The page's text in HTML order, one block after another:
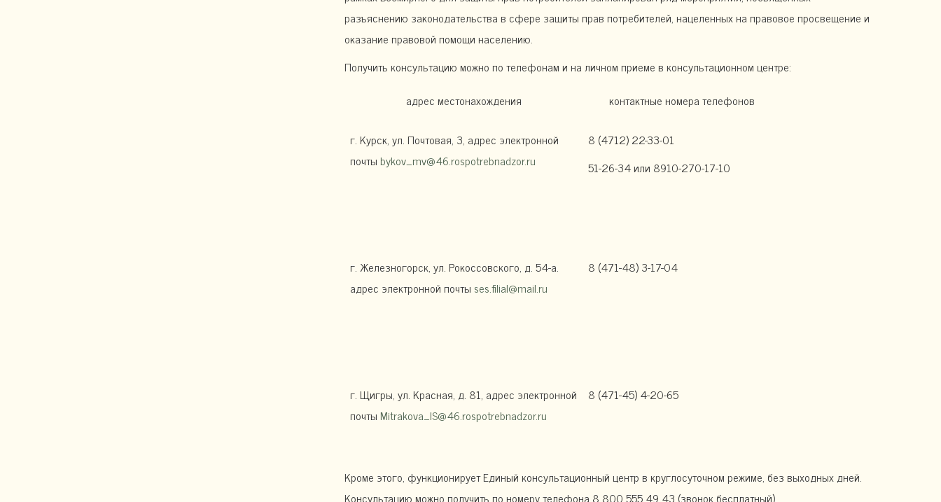
разъяснению законодательства в сфере защиты прав потребителей, нацеленных на правовое просвещение и
оказание правовой помощи населению.
Получить консультацию можно по телефонам и на личном приеме в консультационном центре:
адрес местонахождения
контактные номера телефонов
г. Курск, ул. Почтовая, 3, адрес электронной
почтыbykov_mv@46.rospotrebnadzor.ru
8 (4712) 22-33-01
51-26-34 или 8910-270-17-10
г. Железногорск, ул. Рокоссовского, д. 54-а.
адрес электронной почты ses.filial@mail.ru
8 (471-48) 3-17-04
г. Щигры, ул. Красная, д. 81, адрес электронной
почты Mitrakova_IS@46.rospotrebnadzor.ru
8 (471-45) 4-20-65
Кроме этого, функционирует Единый консультационный центр в круглосуточном режиме, без выходных дней.
Консультацию можно получить по номеру телефона 8 800 555 49 43 (звонок бесплатный).